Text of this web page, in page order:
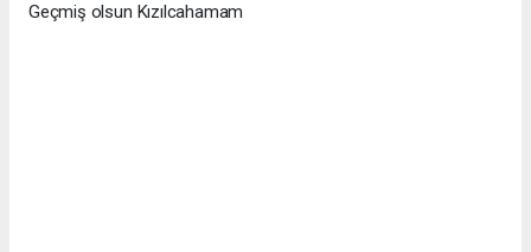
Geçmiş olsun Kızılcahamam